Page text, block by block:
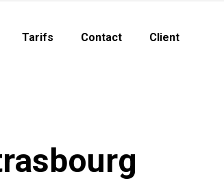
Tarifs Contact Client